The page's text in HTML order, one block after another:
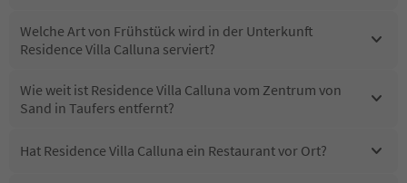
Welche Art von Frühstück wird in der Unterkunft
Residence Villa Calluna serviert?
Wie weit ist Residence Villa Calluna vom Zentrum von
Sand in Taufers entfernt?
Hat Residence Villa Calluna ein Restaurant vor Ort?